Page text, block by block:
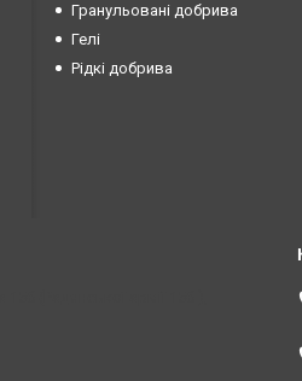
Гранульовані добрива
Гелі
Рідкі добрива